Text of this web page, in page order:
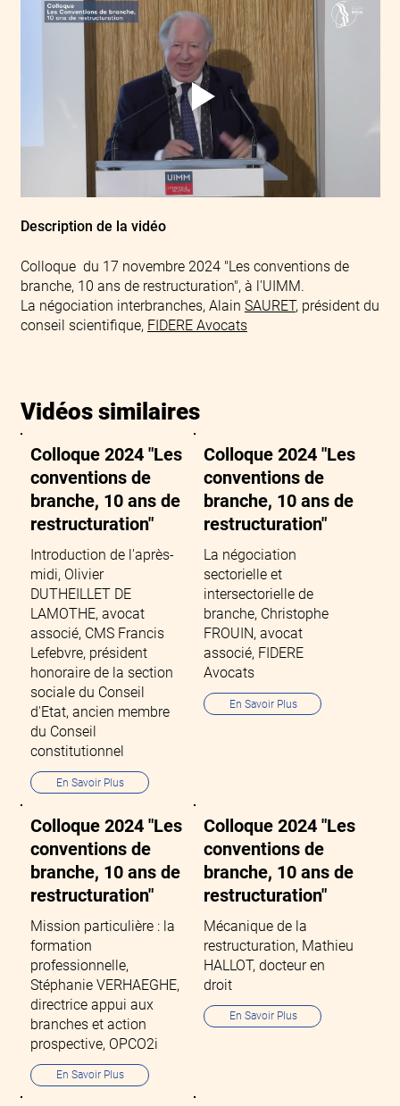
Description de la vidéo
Colloque du 17 novembre 2024 "Les conventions de
branche, 10 ans de restructuration", à l'UIMM.
La négociation interbranches, Alain SAURET, président du
conseil scientifique, FIDERE Avocats
Vidéos similaires
Colloque 2024 "Les
conventions de
branche, 10 ans de
restructuration"
En Savoir Plus
Introduction de l'après-
midi, Olivier
DUTHEILLET DE
LAMOTHE, avocat
associé, CMS Francis
Lefebvre, président
honoraire de la section
sociale du Conseil
d'Etat, ancien membre
du Conseil
constitutionnel
Colloque 2024 "Les
conventions de
branche, 10 ans de
restructuration"
En Savoir Plus
La négociation
sectorielle et
intersectorielle de
branche, Christophe
FROUIN, avocat
associé, FIDERE
Avocats
Colloque 2024 "Les
conventions de
branche, 10 ans de
restructuration"
En Savoir Plus
Mission particulière : la
formation
professionnelle,
Stéphanie VERHAEGHE,
directrice appui aux
branches et action
prospective, OPCO2i
Colloque 2024 "Les
conventions de
branche, 10 ans de
restructuration"
En Savoir Plus
Mécanique de la
restructuration, Mathieu
HALLOT, docteur en
droit